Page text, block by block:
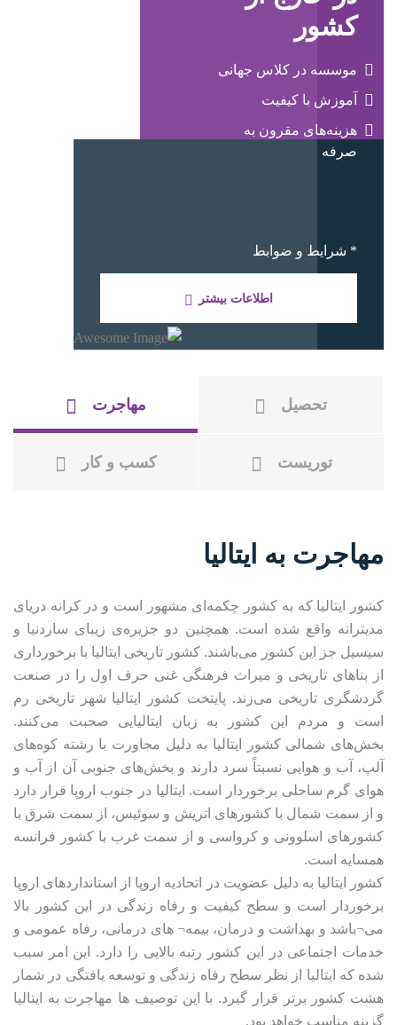
کشور
موسسه در کلاس جهانی
آموزش با کیفیت
هزینه‌های مقرون به
صرفه
* شرایط و ضوابط
اطلاعات بیشتر
مهاجرت تحصیل
کسب و کار توریست
مهاجرت به ایتالیا
کشور ایتالیا که به کشور چکمه‌ای مشهور است و در کرانه دریای
مدیترانه واقع شده است. همچنین دو جزیره‌ی زیبای ساردنیا و
سیسیل جز این کشور می‌باشند. کشور تاریخی ایتالیا با برخورداری
از بناهای تاریخی و میراث فرهنگی غنی حرف اول را در صنعت
گردشگری تاریخی می‌زند. پایتخت کشور ایتالیا شهر تاریخی رم
است و مردم این کشور به زبان ایتالیایی صحبت می‌کنند.
بخش‌های شمالی کشور ایتالیا به دلیل مجاورت با رشته کوه‌های
آلپ، آب و هوایی نسبتاً سرد دارند و بخش‌های جنوبی آن از آب و
هوای گرم ساحلی برخوردار است. ایتالیا در جنوب اروپا قرار دارد
و از سمت شمال با کشورهای اتریش و سوئیس، از سمت شرق با
کشورهای اسلوونی و کرواسی و از سمت غرب با کشور فرانسه
همسایه است.
کشور ایتالیا به دلیل عضویت در اتحادیه اروپا از استانداردهای اروپا
برخوردار است و سطح کیفیت و رفاه زندگی در این کشور بالا
می¬باشد و بهداشت و درمان، بیمه¬ های درمانی، رفاه عمومی و
خدمات اجتماعی در این کشور رتبه بالایی را دارد. این امر سبب
شده که ایتالیا از نظر سطح رفاه زندگی و توسعه یافتگی در شمار
هشت کشور برتر قرار گیرد. با این توصیف ها مهاجرت به ایتالیا
گزینه مناسب خواهد بود.